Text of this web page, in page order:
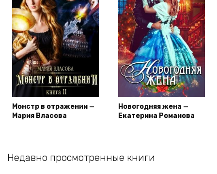
Монстр в отражении —
Мария Власова
Новогодняя жена —
Екатерина Романова
Недавно просмотренные книги